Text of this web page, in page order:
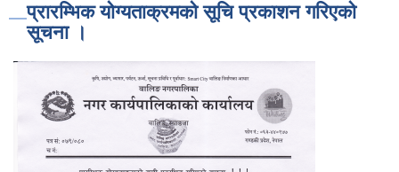
प्रारम्भिक योग्यताक्रमको सूचि प्रकाशन गरिएको
सूचना ।